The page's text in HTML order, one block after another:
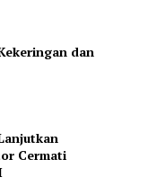
dan
Cermati